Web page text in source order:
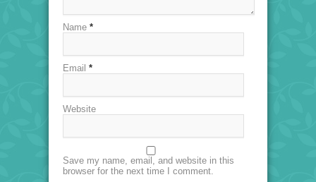
Name *
Email *
Website
Save my name, email, and website in this
browser for the next time I comment.